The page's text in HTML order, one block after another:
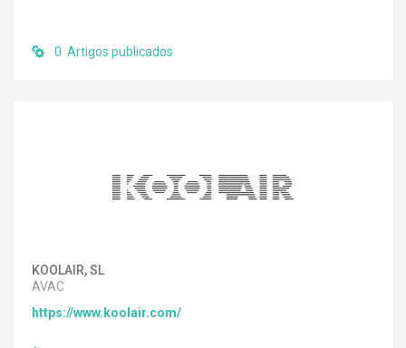
0 Artigos publicados
KOOLAIR, SL
AVAC
https://www.koolair.com/